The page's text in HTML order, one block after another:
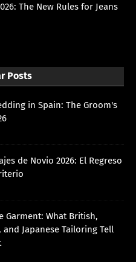
The New Rules for Jeans
Posts
in Spain: The Groom's
de Novio 2026: El Regreso
Garment: What British,
Japanese Tailoring Tell